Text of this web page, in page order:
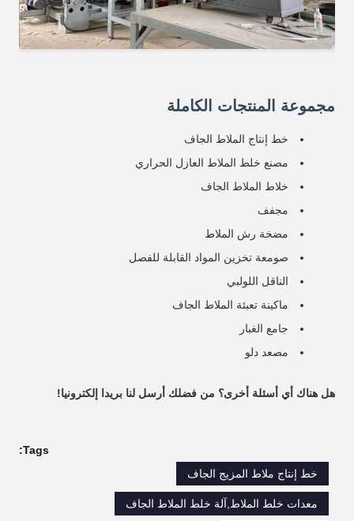
مجموعة المنتجات الكاملة
خط إنتاج الملاط الجاف
مصنع خلط الملاط العازل الحراري
خلاط الملاط الجاف
مجفف
مضخة رش الملاط
صومعة تخزين المواد القابلة للفصل
الناقل اللولبي
ماكينة تعبئة الملاط الجاف
جامع الغبار
مصعد دلو
هل هناك أي أسئلة أخرى؟ من فضلك أرسل لنا بريدا إلكترونيا!
Tags:
خط إنتاج ملاط ​​المزيج الجاف
معدات خلط الملاط,آلة خلط الملاط الجاف